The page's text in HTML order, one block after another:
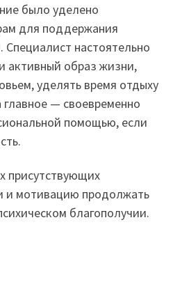
было уделено
для поддержания
Специалист настоятельно
активный образ жизни,
уделять время отдыху
— своевременно
помощью, если
присутствующих
и мотивацию продолжать
благополучии.